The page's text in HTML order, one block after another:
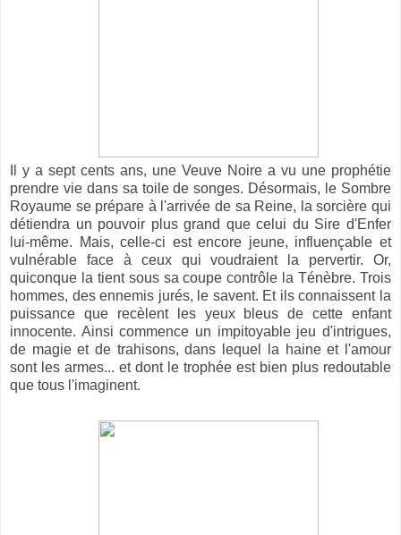
Il y a sept cents ans, une Veuve Noire a vu une prophétie
prendre vie dans sa toile de songes. Désormais, le Sombre
Royaume se prépare à l'arrivée de sa Reine, la sorcière qui
détiendra un pouvoir plus grand que celui du Sire d'Enfer
lui-même. Mais, celle-ci est encore jeune, influençable et
vulnérable face à ceux qui voudraient la pervertir. Or,
quiconque la tient sous sa coupe contrôle la Ténèbre. Trois
hommes, des ennemis jurés, le savent. Et ils connaissent la
puissance que recèlent les yeux bleus de cette enfant
innocente. Ainsi commence un impitoyable jeu d'intrigues,
de magie et de trahisons, dans lequel la haine et l'amour
sont les armes... et dont le trophée est bien plus redoutable
que tous l'imaginent.